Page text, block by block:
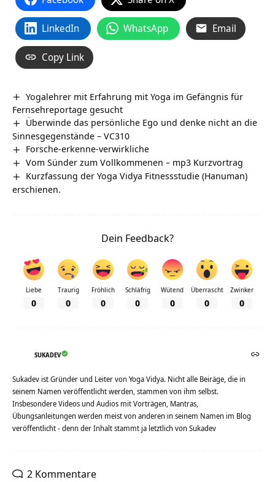
LinkedIn WhatsApp Email
Copy Link
Yogalehrer mit Erfahrung mit Yoga im Gefängnis für
Fernsehreportage gesucht
Überwinde das persönliche Ego und denke nicht an die
Sinnesgegenstände – VC310
Forsche-erkenne-verwirkliche
Vom Sünder zum Vollkommenen – mp3 Kurzvortrag
Kurzfassung der Yoga Vidya Fitnessstudie (Hanuman)
erschienen.
Dein Feedback?
Liebe
0
Traurig
0
Fröhlich
0
Schläfrig
0
Wütend
0
Überrascht
0
Zwinker
0
SUKADEV
Sukadev ist Gründer und Leiter von Yoga Vidya. Nicht alle Beiräge, die in
seinem Namen veröffentlicht werden, stammen von ihm selbst.
Insbesondere Videos und Audios mit Vorträgen, Mantras,
Übungsanleitungen werden meist von anderen in seinem Namen im Blog
veröffentlicht - denn der Inhalt stammt ja letztlich von Sukadev
2 Kommentare